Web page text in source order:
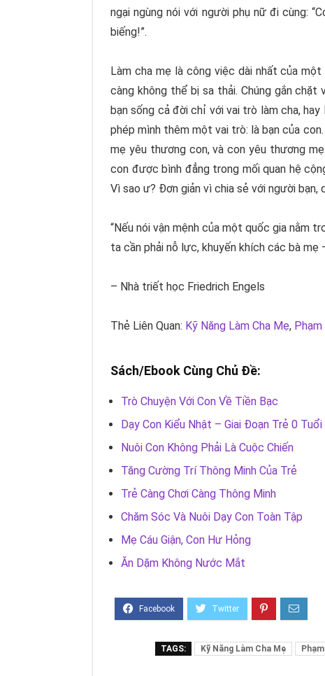
ngại ngùng nói với người phụ nữ đi cùng:
biếng!”.
Làm cha mẹ là công việc dài nhất của
càng không thể bị sa thải. Chúng gắn chặt
bạn sống cả đời chỉ với vai trò làm cha,
phép mình thêm một vai trò: là bạn của
mẹ yêu thương con, và con yêu thương
con được bình đẳng trong mối quan hệ
Vì sao ư? Đơn giản vì chia sẻ với người bạn,
“Nếu nói vận mệnh của một quốc gia nằm
ta cần phải nỗ lực, khuyến khích các bà mẹ
– Nhà triết học Friedrich Engels
Thẻ Liên Quan: Kỹ Năng Làm Cha Mẹ,
Sách/Ebook Cùng Chủ Đề:
Trò Chuyện Với Con Về Tiền Bạc
Dạy Con Kiểu Nhật – Giai Đoạn Trẻ 0 Tuổi
Nuôi Con Không Phải Là Cuộc Chiến
Tăng Cường Trí Thông Minh Của Trẻ
Trẻ Càng Chơi Càng Thông Minh
Chăm Sóc Và Nuôi Dạy Con Toàn Tập
Mẹ Cáu Giận, Con Hư Hỏng
Ăn Dặm Không Nước Mắt
TAGS: Kỹ Năng Làm Cha Mẹ